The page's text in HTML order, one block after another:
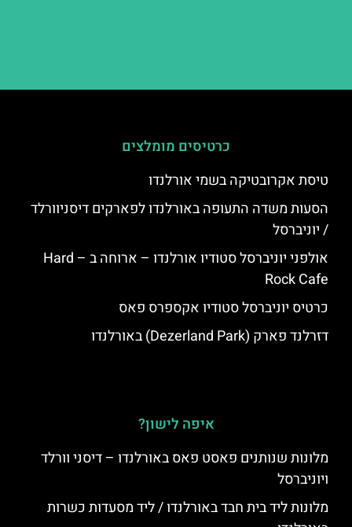
כרטיסים מומלצים
טיסת אקרובטיקה בשמי אורלנדו
הסעות משדה התעופה באורלנדו לפארקים דיסניוורלד
/ יוניברסל
אולפני יוניברסל סטודיו אורלנדו – ארוחה ב – Hard
Rock Cafe
כרטיס יוניברסל סטודיו אקספרס פאס
דזרלנד פארק (Dezerland Park) באורלנדו
איפה לישון?
מלונות שנותנים פאסט פאס באורלנדו – דיסני וורלד
ויוניברסל
מלונות ליד בית חבד באורלנדו / ליד מסעדות כשרות